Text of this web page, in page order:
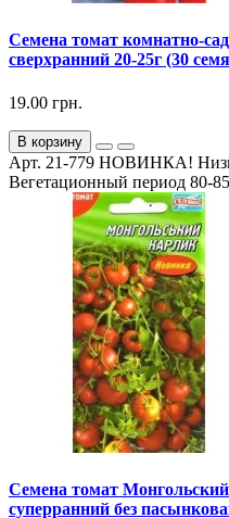
Семена томат комнатно-
сверхранний 20-25г (30
19.00 грн.
В корзину
Арт. 21-779 НОВИНКА!
Вегетационный период 80-
Семена томат
суперранний без